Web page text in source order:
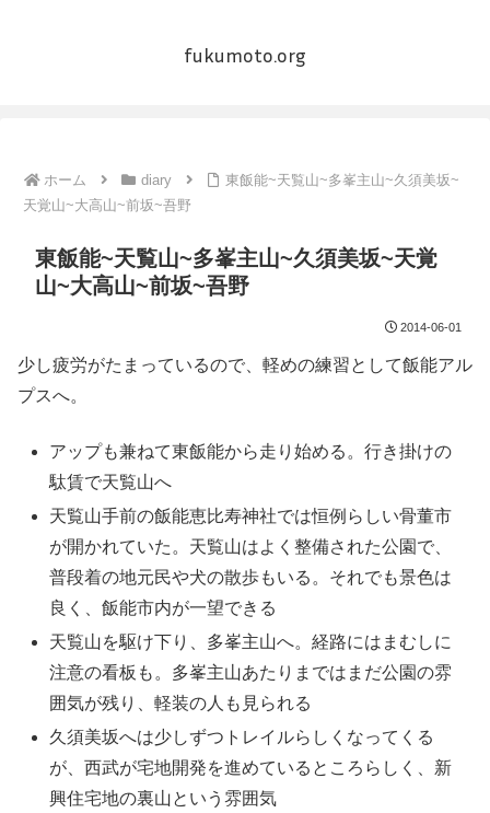
fukumoto.org
ホーム diary
東飯能~天覧山~多峯主山~久須美坂~
天覚山~大高山~前坂~吾野
東飯能~天覧山~多峯主山~久須美坂~天覚
山~大高山~前坂~吾野
2014-06-01
少し疲労がたまっているので、軽めの練習として飯能アル
プスへ。
アップも兼ねて東飯能から走り始める。行き掛けの
駄賃で天覧山へ
天覧山手前の飯能恵比寿神社では恒例らしい骨董市
が開かれていた。天覧山はよく整備された公園で、
普段着の地元民や犬の散歩もいる。それでも景色は
良く、飯能市内が一望できる
天覧山を駆け下り、多峯主山へ。経路にはまむしに
注意の看板も。多峯主山あたりまではまだ公園の雰
囲気が残り、軽装の人も見られる
久須美坂へは少しずつトレイルらしくなってくる
が、西武が宅地開発を進めているところらしく、新
興住宅地の裏山という雰囲気